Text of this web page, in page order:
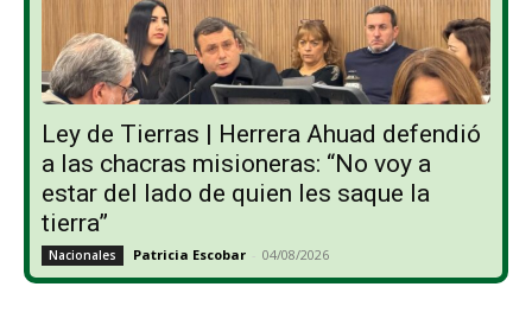
Ley de Tierras | Herrera Ahuad defendió
a las chacras misioneras: “No voy a
estar del lado de quien les saque la
tierra”
Nacionales Patricia Escobar - 04/08/2026